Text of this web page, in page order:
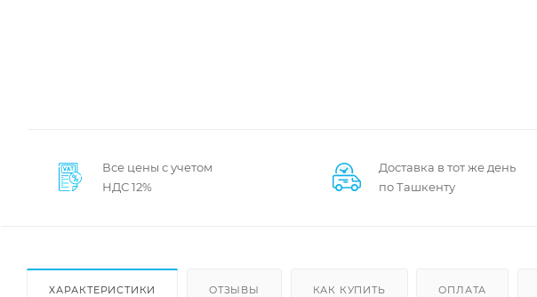
Все цены с учетом
НДС 12%
Доставка в тот же день
по Ташкенту
ХАРАКТЕРИСТИКИ ОТЗЫВЫ КАК КУПИТЬ ОПЛАТА